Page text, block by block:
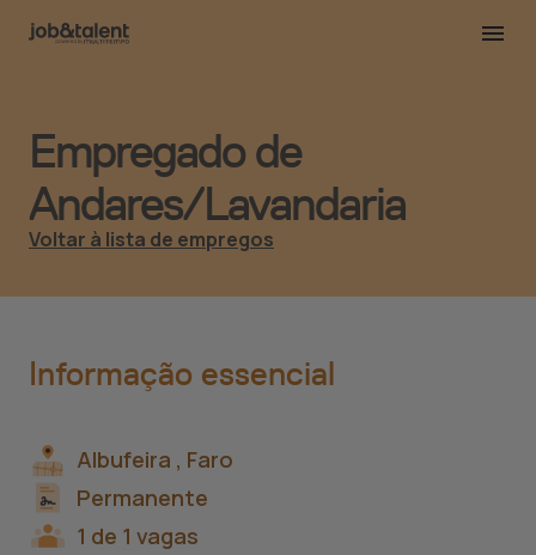
Empregado de
Andares/Lavandaria
Voltar à lista de empregos
Informação essencial
Albufeira , Faro
Permanente
1 de 1 vagas